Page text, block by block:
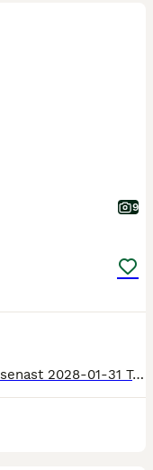
9
BÖCKMANN DUO R Nästa besiktning senast 2028-01-31 Totalvikt 1990 kg Max lastvikt 1067 kg Årsmodell 2013 Nyinlagd broddmatta Sulkyfästen Trägolv Nyckel till dörrarna saknas Ett bra släp som